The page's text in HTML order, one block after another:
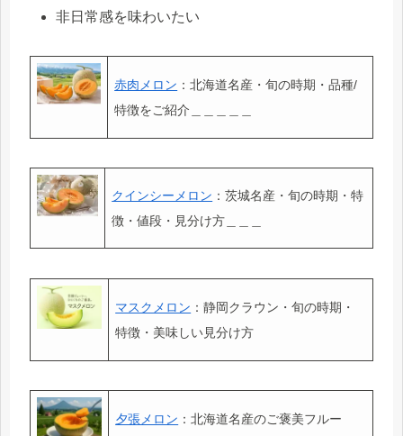
非日常感を味わいたい
赤肉メロン ：北海道名産・旬の時期・品種/
特徴をご紹介＿＿＿＿＿
クインシーメロン ：茨城名産・旬の時期・特
徴・値段・見分け方＿＿＿
マスクメロン ：静岡クラウン・旬の時期・
特徴・美味しい見分け方
夕張メロン ：北海道名産のご褒美フルー